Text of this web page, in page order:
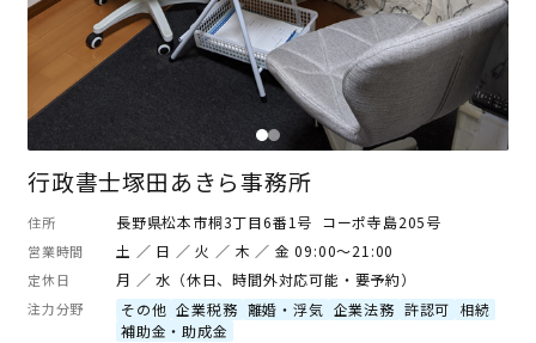
行政書士塚田あきら事務所
住所 長野県松本市桐3丁目6番1号 コーポ寺島205号
営業時間 土 ／ 日 ／ 火 ／ 木 ／ 金 09:00～21:00
定休日 月 ／ 水（休日、時間外対応可能・要予約）
注力分野 その他 企業税務 離婚・浮気 企業法務 許認可 相続
補助金・助成金